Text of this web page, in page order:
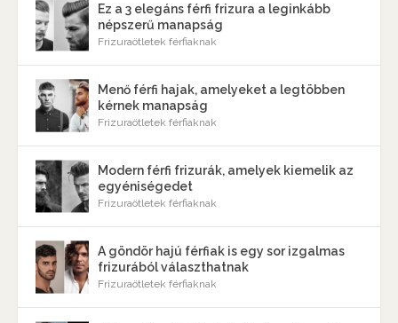
Ez a 3 elegáns férfi frizura a leginkább
népszerű manapság
Frizuraötletek férfiaknak
Menő férfi hajak, amelyeket a legtöbben
kérnek manapság
Frizuraötletek férfiaknak
Modern férfi frizurák, amelyek kiemelik az
egyéniségedet
Frizuraötletek férfiaknak
A göndör hajú férfiak is egy sor izgalmas
frizurából választhatnak
Frizuraötletek férfiaknak